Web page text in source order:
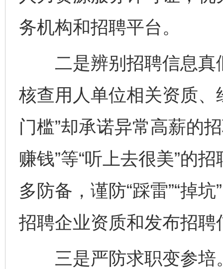
务机构和招聘平台。
二是辨别招聘信息真
核查用人单位相关资质、
门槛”却承诺异常高薪的
赚钱”等“听上去很美”的
多防备，谨防“踩雷”“掉
招聘企业资质和发布招
三是严防求职变参培